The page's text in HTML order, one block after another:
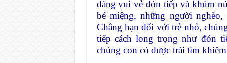
dàng vui vẻ đón tiếp và khúm
bé miệng, những người
Chẳng hạn đối với trẻ nhỏ,
tiếp cách long trọng như đón
chúng con có được trái tim